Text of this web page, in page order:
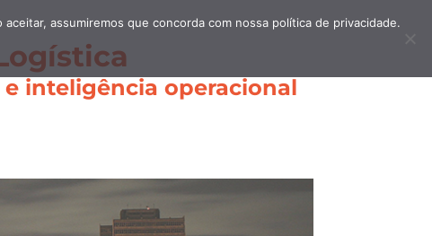
inteligência operacional
assumiremos que concorda com nossa política de privacidade.